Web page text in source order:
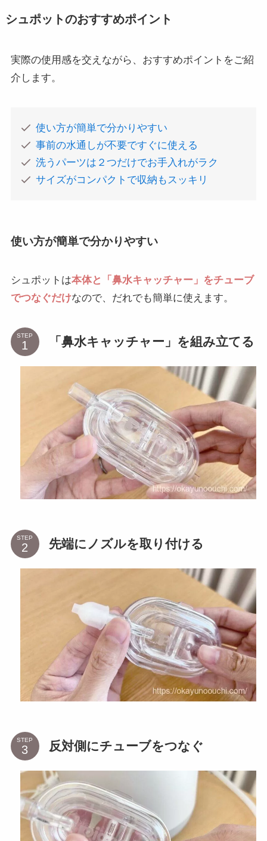
シュポットのおすすめポイント
実際の使用感を交えながら、おすすめポイントをご紹
介します。
使い方が簡単で分かりやすい
事前の水通しが不要ですぐに使える
洗うパーツは２つだけでお手入れがラク
サイズがコンパクトで収納もスッキリ
使い方が簡単で分かりやすい
シュポットは本体と「鼻水キャッチャー」をチューブ
でつなぐだけなので、だれでも簡単に使えます。
STEP 「鼻水キャッチャー」を組み立てる
STEP 先端にノズルを取り付ける
STEP 反対側にチューブをつなぐ